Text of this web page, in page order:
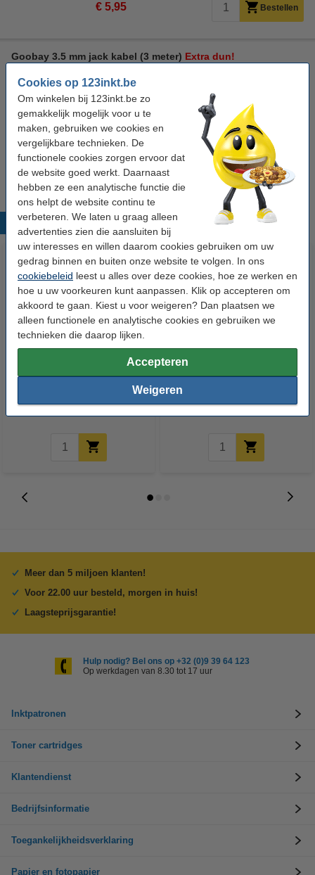
Cookies op 123inkt.be
Om winkelen bij 123inkt.be zo
gemakkelijk mogelijk voor u te
maken, gebruiken we cookies en
vergelijkbare technieken. De
functionele cookies zorgen ervoor dat
de website goed werkt. Daarnaast
hebben ze een analytische functie die
ons helpt de website continu te
verbeteren. We laten u graag alleen
advertenties zien die aansluiten bij
uw interesses en willen daarom cookies gebruiken om uw
gedrag binnen en buiten onze website te volgen. In ons
cookiebeleid leest u alles over deze cookies, hoe ze werken en
hoe u uw voorkeuren kunt aanpassen. Klik op accepteren om
akkoord te gaan. Kiest u voor weigeren? Dan plaatsen we
alleen functionele en analytische cookies en gebruiken we
technieken die daarop lijken.
Accepteren
Weigeren
€ 5,95 Bestellen
Goobay 3.5 mm jack kabel (3 meter) Extra dun!
3.5 mm jack
Bekijk de specificaties en omschrijving
Maandag in huis
€ 6,95 Bestellen
Populaire producten
123accu Xtreme Power MN1500
€ 14,95 Incl. 21% btw € 26,55 Incl. 21% btw
Meer dan 5 miljoen klanten!
Voor 22.00 uur besteld, morgen in huis!
Laagsteprijsgarantie!
Hulp nodig? Bel ons op +32 (0)9 39 64 123
Op werkdagen van 8.30 tot 17 uur
Inktpatronen
Toner cartridges
Klantendienst
Bedrijfsinformatie
Toegankelijkheidsverklaring
Papier en fotopapier